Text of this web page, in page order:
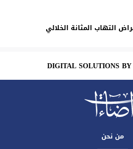
التهاب المثانة الخلالي
DIGITAL SOLUTIONS BY
من نحن